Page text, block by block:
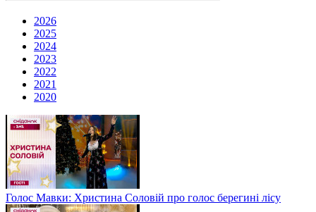
2026
2025
2024
2023
2022
2021
2020
Голос Мавки: Христина Соловій про голос берегині лісу